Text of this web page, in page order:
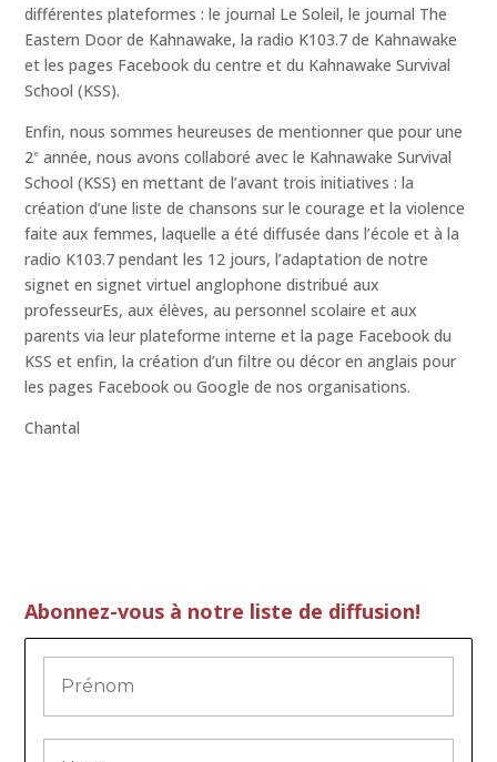
différentes plateformes : le journal Le Soleil, le journal The
Eastern Door de Kahnawake, la radio K103.7 de Kahnawake
et les pages Facebook du centre et du Kahnawake Survival
School (KSS).
Enfin, nous sommes heureuses de mentionner que pour une
2e année, nous avons collaboré avec le Kahnawake Survival
School (KSS) en mettant de l’avant trois initiatives : la
création d’une liste de chansons sur le courage et la violence
faite aux femmes, laquelle a été diffusée dans l’école et à la
radio K103.7 pendant les 12 jours, l’adaptation de notre
signet en signet virtuel anglophone distribué aux
professeurEs, aux élèves, au personnel scolaire et aux
parents via leur plateforme interne et la page Facebook du
KSS et enfin, la création d’un filtre ou décor en anglais pour
les pages Facebook ou Google de nos organisations.
Chantal
Abonnez-vous à notre liste de diffusion!